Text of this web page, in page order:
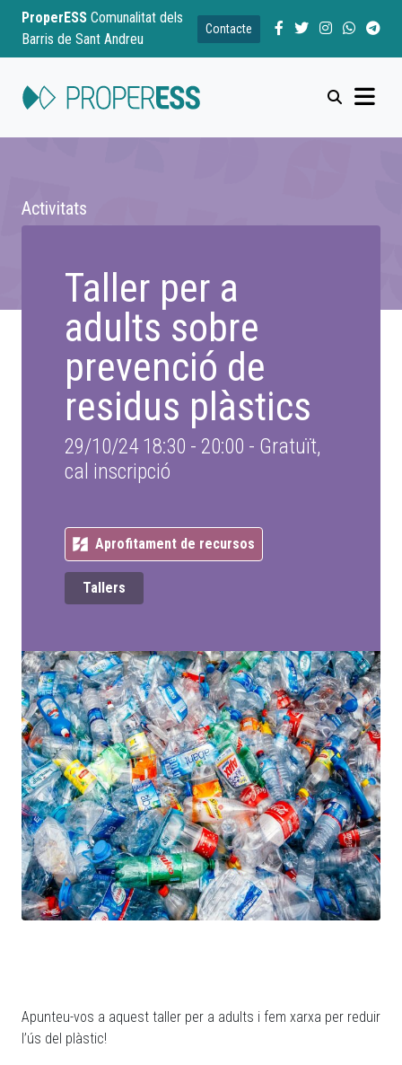
ProperESS Comunalitat dels
Barris de Sant Andreu
Contacte
Activitats
Taller per a
adults sobre
prevenció de
residus plàstics
29/10/24 18:30 - 20:00 - Gratuït,
cal inscripció
Aprofitament de recursos
Tallers
Apunteu-vos a aquest taller per a adults i fem xarxa per reduir
l’ús del plàstic!